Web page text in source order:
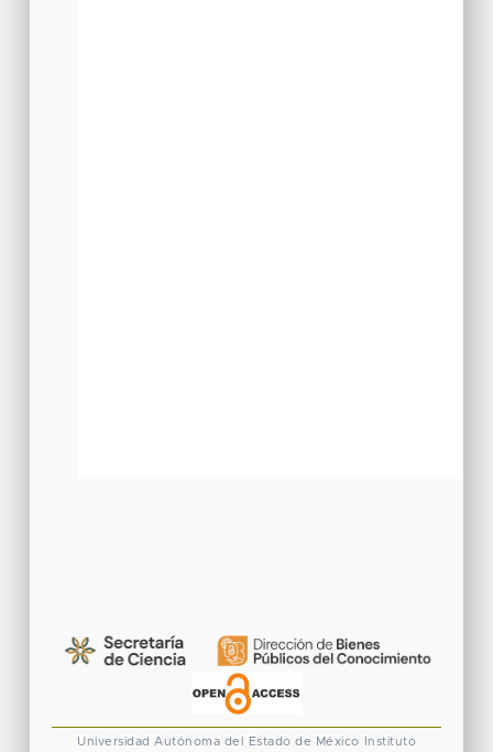
Universidad Autónoma del Estado de México Instituto